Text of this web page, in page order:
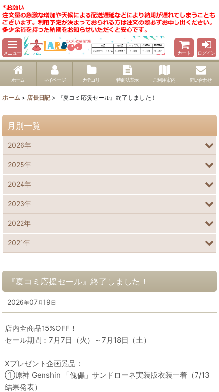
メニュー カート ログイン
ホーム マイページ カテゴリ 特商法表示 ご利用案内 問い合わせ
ホーム > 店長日記 > 『夏コミ応援セール』終了しました！
『夏コミ応援セール』終了しました！
2026年07月 19日
店内全商品15%OFF！
セール期間：7月7日（火）～7月18日（土）
Xプレゼント企画景品：
①原神 Genshin 「傀儡」サンドローネ実装版衣装一着（7/13
結果発表）
月別一覧
2026年
2025年
2024年
2023年
2022年
2021年